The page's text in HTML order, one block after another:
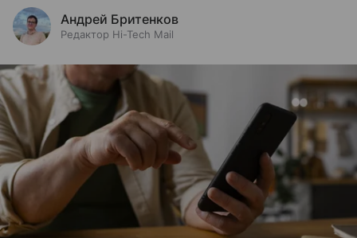
Андрей Бритенков
Редактор Hi-Tech Mail